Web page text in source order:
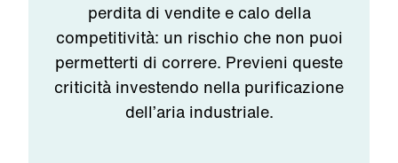
perdita di vendite e calo della
competitività: un rischio che non puoi
permetterti di correre. Previeni queste
criticità investendo nella purificazione
dell’aria industriale.